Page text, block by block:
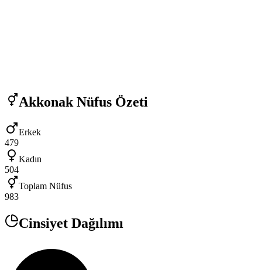
Akkonak Nüfus Özeti
Erkek
479
Kadın
504
Toplam Nüfus
983
Cinsiyet Dağılımı